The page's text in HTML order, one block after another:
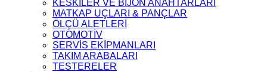
KESKİLER VE BİJON ANAHTARLARI
MATKAP UÇLARI & PANÇLAR
ÖLÇÜ ALETLERİ
OTOMOTİV
SERVİS EKİPMANLARI
TAKIM ARABALARI
TESTERELER